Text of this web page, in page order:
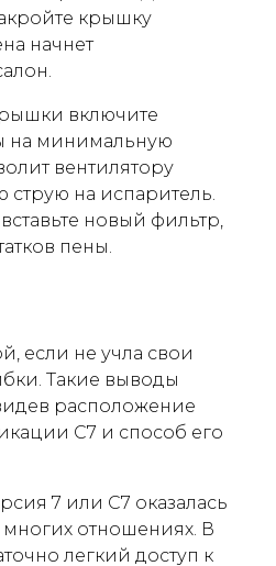
крышку
начнет
включите
на минимальную
вентилятору
струю на испаритель.
новый фильтр,
пены.
если не учла свои
Такие выводы
расположение
C7 и способ его
7 или C7 оказалась
отношениях. В
легкий доступ к